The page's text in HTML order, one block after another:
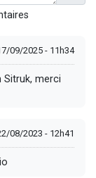
09/2025 - 11h34
Sitruk, merci
08/2023 - 12h41